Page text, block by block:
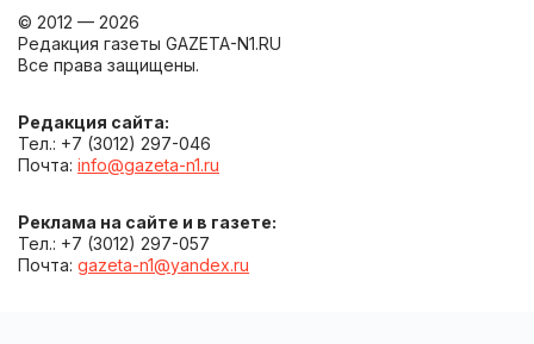
© 2012 — 2026
Редакция газеты GAZETA-N1.RU
Все права защищены.
Редакция сайта:
Тел.: +7 (3012) 297-046
Почта: info@gazeta-n1.ru
Реклама на сайте и в газете:
Тел.: +7 (3012) 297-057
Почта: gazeta-n1@yandex.ru